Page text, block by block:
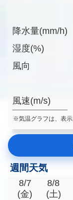
降水量(mm/h)
湿度(%)
風向
風速(m/s)
※気温グラフは、表示
週間天気
8/7
(金)
8/8
(土)